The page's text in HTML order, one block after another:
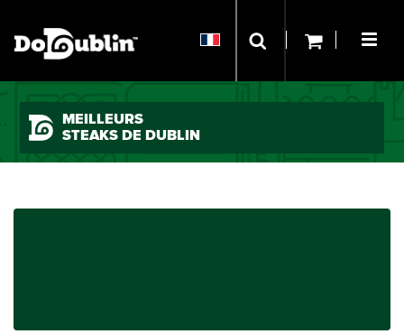
MEILLEURS
STEAKS DE DUBLIN